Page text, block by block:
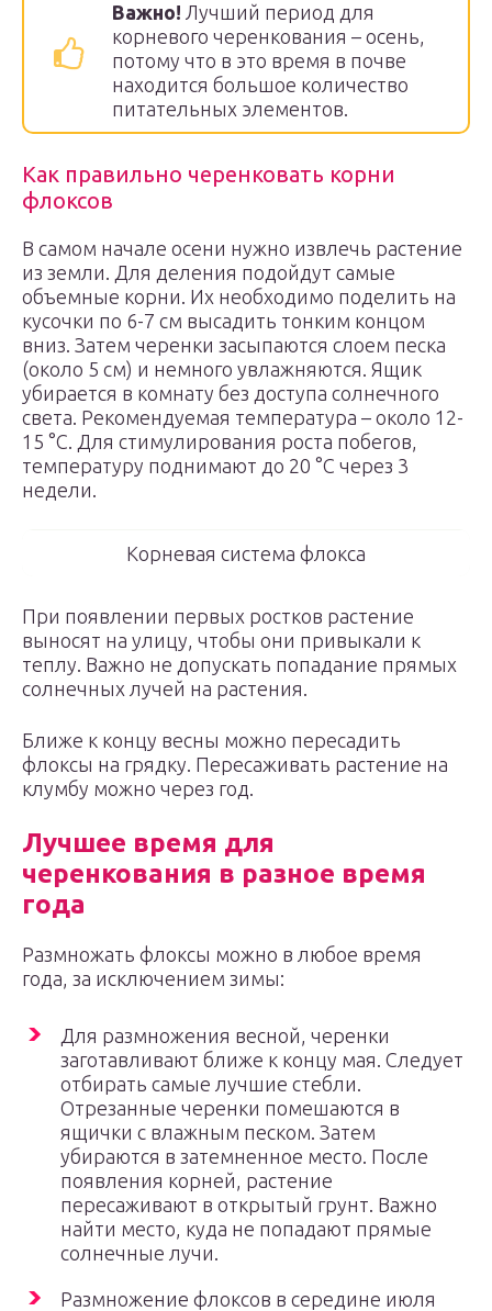
Важно! Лучший период для
корневого черенкования – осень,
потому что в это время в почве
находится большое количество
питательных элементов.
Как правильно черенковать корни
флоксов
В самом начале осени нужно извлечь растение
из земли. Для деления подойдут самые
объемные корни. Их необходимо поделить на
кусочки по 6-7 см высадить тонким концом
вниз. Затем черенки засыпаются слоем песка
(около 5 см) и немного увлажняются. Ящик
убирается в комнату без доступа солнечного
света. Рекомендуемая температура – около 12-
15 °С. Для стимулирования роста побегов,
температуру поднимают до 20 °С через 3
недели.
Корневая система флокса
При появлении первых ростков растение
выносят на улицу, чтобы они привыкали к
теплу. Важно не допускать попадание прямых
солнечных лучей на растения.
Ближе к концу весны можно пересадить
флоксы на грядку. Пересаживать растение на
клумбу можно через год.
Лучшее время для
черенкования в разное время
года
Размножать флоксы можно в любое время
года, за исключением зимы:
Для размножения весной, черенки
заготавливают ближе к концу мая. Следует
отбирать самые лучшие стебли.
Отрезанные черенки помешаются в
ящички с влажным песком. Затем
убираются в затемненное место. После
появления корней, растение
пересаживают в открытый грунт. Важно
найти место, куда не попадают прямые
солнечные лучи.
Размножение флоксов в середине июля